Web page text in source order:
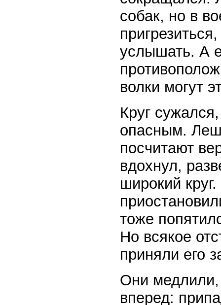
собак, но в
услышать. А
волки могут
Круг
опасным.
посчитают
вдохнул,
широкий
тоже
Но всякое
приняли его
Они медлили,
вперед: